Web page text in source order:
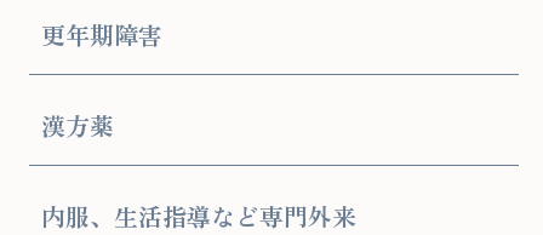
更年期障害
漢方薬
内服、生活指導など専門外来